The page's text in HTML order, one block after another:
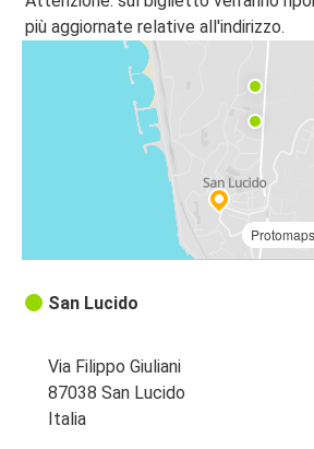
Longobardi Marina
San Lucido
Messina
San Lucido
San Lucido
Longobardi Marina
Aeroporto di Lamezia
San Lucido
più aggiornate relative all'indirizzo.
Protomaps
San Lucido
Via Filippo Giuliani
87038 San Lucido
Italia